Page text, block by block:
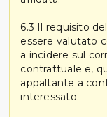
6.3 Il requisito
essere valutato
a incidere sul
contrattuale e,
appaltante a
interessato.